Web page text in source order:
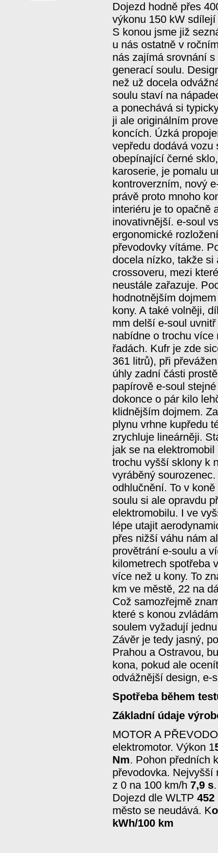
Dojezd hodně přes
výkonu 150 kW
S konou jsme již
u nás ostatně v
nás zajímá srovnání
generací soulu.
než už docela
soulu staví na
a ponechává si
ji ale originálním
koncích. Úzká
vepředu dodává
obepínající černé
karoserie, je pomalu
kontroverzním, nový
právě proto mnoho
interiéru je to opačně
inovativnější. e-soul
ergonomické
převodovky vítáme.
docela nízko, takže si
crossoveru, mezi
neustále zařazuje.
hodnotnějším
kony. A také volněji,
mm delší e-soul
nabídne o trochu
řadách. Kufr je zde
361 litrů), při
úhly zadní části
papírově e-soul
dokonce o pár kilo
klidnějším dojmem.
plynu vrhne kupředu
zrychluje lineárněji.
jak se na
trochu vyšší sklony k
vyráběný
odhlučnění. To v
soulu si ale opravdu
elektromobilu. I ve
lépe utajit
přes nižší váhu nám
provětrání e-soulu a
kilometrech spotřeba
více než u kony. To
km ve městě, 22 na
Což samozřejmě
které s konou
soulem vyžadují
Závěr je tedy jasný,
Prahou a Ostravou,
kona, pokud ale
odvážnější design, e-
Spotřeba během
Základní údaje
MOTOR A
elektromotor. Výkon 1
Nm. Pohon předních
převodovka.
z 0 na 100 km/h 7,9 s
Dojezd dle WLTP 452
město se neudává. K
kWh/100 km